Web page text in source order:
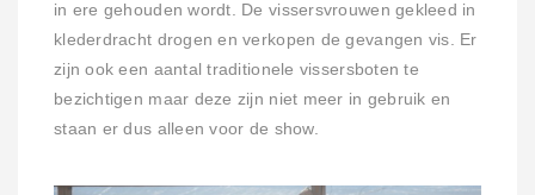
in ere gehouden wordt. De vissersvrouwen gekleed in
klederdracht drogen en verkopen de gevangen vis. Er
zijn ook een aantal traditionele vissersboten te
bezichtigen maar deze zijn niet meer in gebruik en
staan er dus alleen voor de show.